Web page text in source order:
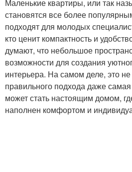
Маленькие квартиры, или так
становятся все более
подходят для молодых
кто ценит компактность и
думают, что небольшое
возможности для создания
интерьера. На самом деле, это
правильного подхода даже
может стать настоящим домом,
наполнен комфортом и